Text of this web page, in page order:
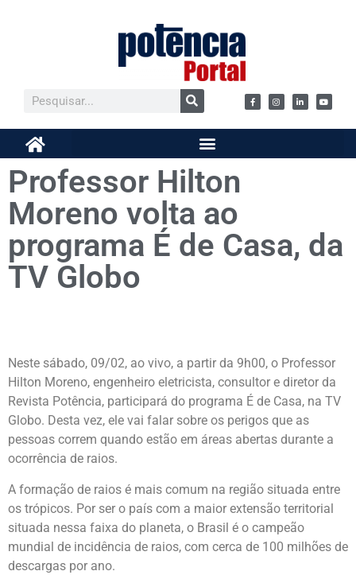
Professor Hilton
Moreno volta ao
programa É de Casa, da
TV Globo
Neste sábado, 09/02, ao vivo, a partir da 9h00, o Professor
Hilton Moreno, engenheiro eletricista, consultor e diretor da
Revista Potência, participará do programa É de Casa, na TV
Globo. Desta vez, ele vai falar sobre os perigos que as
pessoas correm quando estão em áreas abertas durante a
ocorrência de raios.
A formação de raios é mais comum na região situada entre
os trópicos. Por ser o país com a maior extensão territorial
situada nessa faixa do planeta, o Brasil é o campeão
mundial de incidência de raios, com cerca de 100 milhões de
descargas por ano.